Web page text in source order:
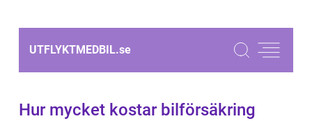
UTFLYKTMEDBIL.se
Hur mycket kostar bilförsäkring